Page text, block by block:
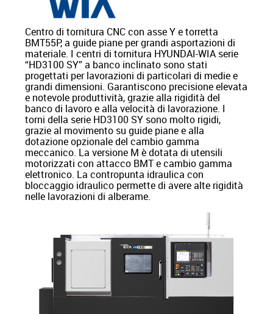
Centro di tornitura CNC con asse Y e torretta
BMT55P, a guide piane per grandi asportazioni di
materiale. I centri di tornitura HYUNDAI-WIA serie
“HD3100 SY” a banco inclinato sono stati
progettati per lavorazioni di particolari di medie e
grandi dimensioni. Garantiscono precisione elevata
e notevole produttività, grazie alla rigidità del
banco di lavoro e alla velocità di lavorazione. I
torni della serie HD3100 SY sono molto rigidi,
grazie al movimento su guide piane e alla
dotazione opzionale del cambio gamma
meccanico. La versione M è dotata di utensili
motorizzati con attacco BMT e cambio gamma
elettronico. La contropunta idraulica con
bloccaggio idraulico permette di avere alte rigidità
nelle lavorazioni di alberame.